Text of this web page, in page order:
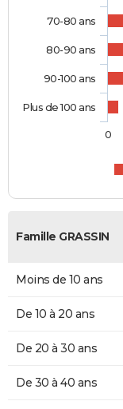
70-80 ans
80-90 ans
90-100 ans
Plus de 100 ans
0
Famille GRASSIN
Moins de 10 ans
De 10 à 20 ans
De 20 à 30 ans
De 30 à 40 ans